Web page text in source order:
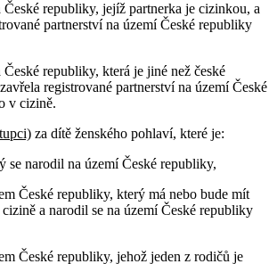
České republiky, jejíž partnerka je cizinkou, a
partnerství na území České republiky
České republiky, která je jiné než české
registrované partnerství na území České
v cizině.
za dítě ženského pohlaví, které je:
se narodil na území České republiky,
České republiky, který má nebo bude mít
a narodil se na území České republiky
České republiky, jehož jeden z rodičů je